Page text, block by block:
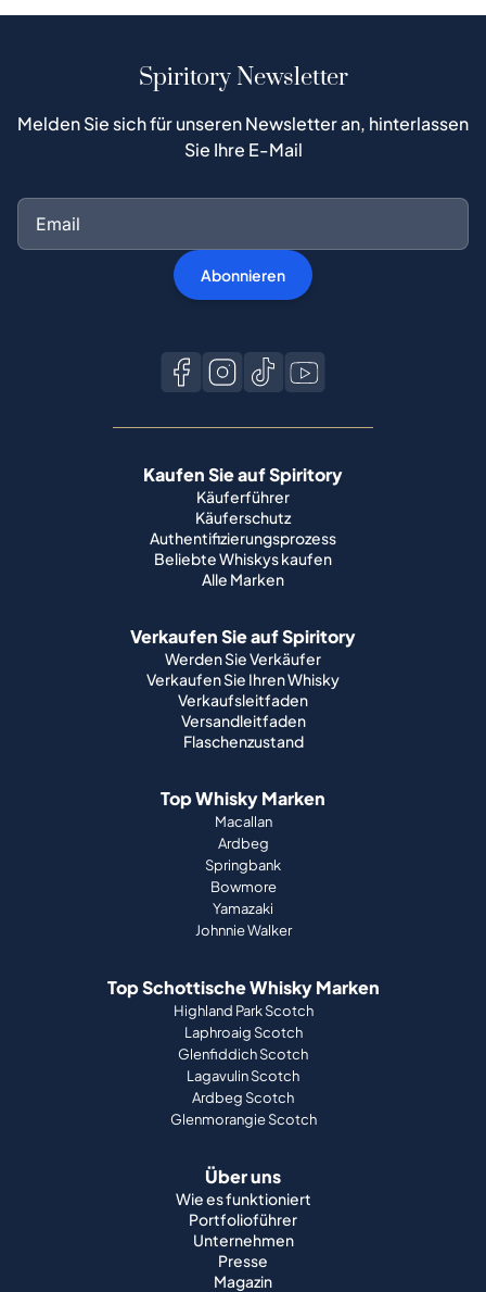
Spiritory Newsletter
Melden Sie sich für unseren Newsletter an, hinterlassen
Sie Ihre E-Mail
Abonnieren
Kaufen Sie auf Spiritory
Käuferführer
Käuferschutz
Authentifizierungsprozess
Beliebte Whiskys kaufen
Alle Marken
Verkaufen Sie auf Spiritory
Werden Sie Verkäufer
Verkaufen Sie Ihren Whisky
Verkaufsleitfaden
Versandleitfaden
Flaschenzustand
Top Whisky Marken
Macallan
Ardbeg
Springbank
Bowmore
Yamazaki
Johnnie Walker
Top Schottische Whisky Marken
Highland Park Scotch
Laphroaig Scotch
Glenfiddich Scotch
Lagavulin Scotch
Ardbeg Scotch
Glenmorangie Scotch
Über uns
Wie es funktioniert
Portfolioführer
Unternehmen
Presse
Magazin